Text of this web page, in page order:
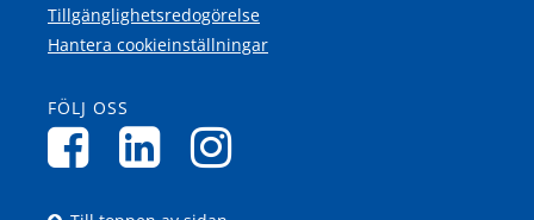
Tillgänglighetsredogörelse
Hantera cookieinställningar
FÖLJ OSS